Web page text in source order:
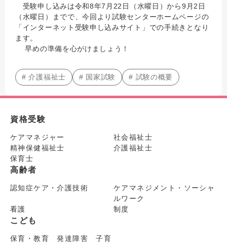
受験申し込みは令和8年7月22日（水曜日）から9月2日
（水曜日）までで、今回より試験センターホームページの
「インターネット受験申し込みサイト」での手続きとなり
ます。
早めの準備を心がけましょう！
# 介護福祉士 # 国家試験 # 試験の概要
資格受験
ケアマネジャー
社会福祉士
精神保健福祉士
介護福祉士
保育士
高齢者
認知症ケア・介護技術
ケアマネジメント・ソーシャ
ルワーク
看護
制度
こども
保育・教育 発達障害 子育